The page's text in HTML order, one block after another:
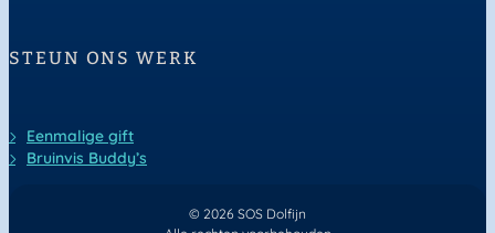
STEUN ONS WERK
Eenmalige gift
Bruinvis Buddy’s
© 2026 SOS Dolfijn